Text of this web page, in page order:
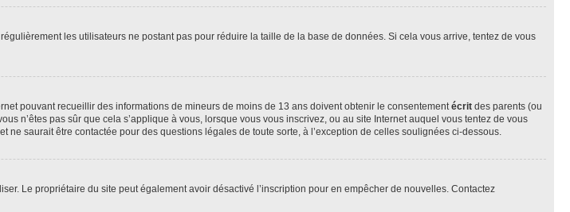
les utilisateurs ne postant pas pour réduire la taille de la base de données. Si cela vous arrive, tentez de vous
pouvant recueillir des informations de mineurs de moins de 13 ans doivent obtenir le consentementécrit des parents (ou
n’êtes pas sûr que cela s’applique à vous, lorsque vous vous inscrivez, ou au site Internet auquel vous tentez de vous
saurait être contactée pour des questions légales de toute sorte, à l’exception de celles soulignées ci-dessous.
Le propriétaire du site peut également avoir désactivé l’inscription pour en empêcher de nouvelles. Contactez